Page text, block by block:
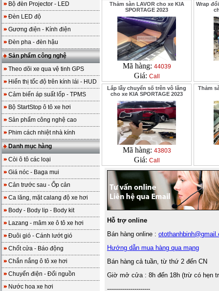
Bộ đèn Projector - LED
Đèn LED độ
Gương điện - Kính điện
Đèn pha - đèn hậu
Sản phẩm công nghệ
Theo dõi xe qua vệ tinh GPS
Hiển thị tốc độ trên kính lái - HUD
Cảm biến áp suất lốp - TPMS
Bộ StartStop ô tô xe hơi
Sản phẩm công nghệ cao
Phim cách nhiệt nhà kính
Danh mục hàng
Còi ô tô các loại
Giá nóc - Baga mui
Cản trước sau - Ốp cản
Ca lăng, mặt calang độ xe hơi
Body - Body lip - Body kit
Lazang - mâm xe ô tô xe hơi
Đuôi gió - Cánh lướt gió
Chốt cửa - Báo động
Chắn nắng ô tô xe hơi
Chuyển điện - Đổi nguồn
Nước hoa xe hơi
Thảm sàn LAVOR cho xe KIA
SPORTAGE 2023
Mã hàng: 44039
Giá: Call
Wrap
Lắp lẫy chuyển số trên vô lăng
cho xe KIA SPORTAGE 2023
Mã hàng: 43803
Giá: Call
Thảm
Hỗ trợ online
Bán hàng online :
Hướng dẫn mua hàng qua mạng
Bán hàng cả tuần, từ thứ 2 đến CN
Giờ mở cửa : 8h đến 18h (trừ có hẹn
----------------------